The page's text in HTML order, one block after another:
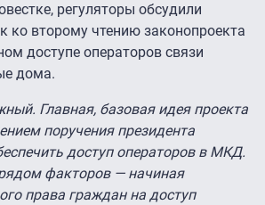
регуляторы обсудили
ко второму чтению законопроекта
доступе операторов связи
дома.
Главная, базовая идея проекта
поручения президента
доступ операторов в МКД.
факторов — начиная
права граждан на доступ